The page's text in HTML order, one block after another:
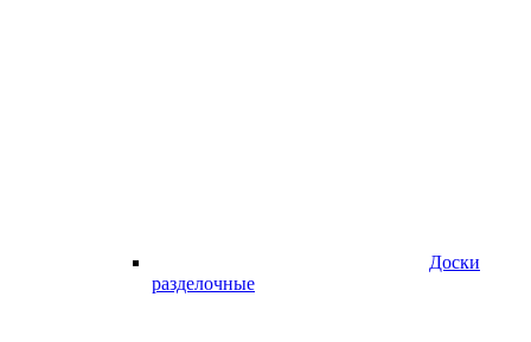
Доски
разделочные